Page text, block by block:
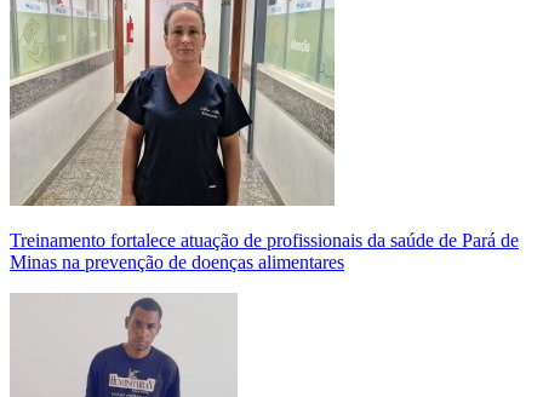
Treinamento fortalece atuação de profissionais da saúde de Pará de
Minas na prevenção de doenças alimentares